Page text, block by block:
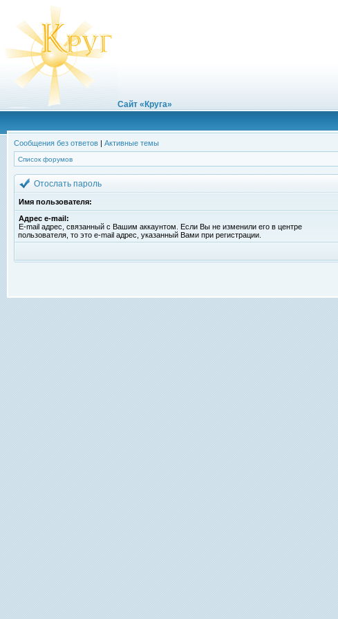
Сайт «Круга»
Сообщения без ответов | Активные темы
Список форумов
Отослать пароль
Имя пользователя:
Адрес e-mail:
E-mail адрес, связанный с Вашим аккаунтом. Если Вы не изменили его в центре
пользователя, то это e-mail адрес, указанный Вами при регистрации.